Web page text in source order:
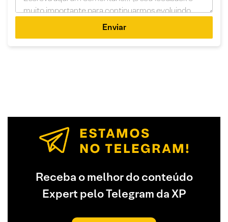
Enviar
Receba o melhor do conteúdo
Expert pelo Telegram da XP